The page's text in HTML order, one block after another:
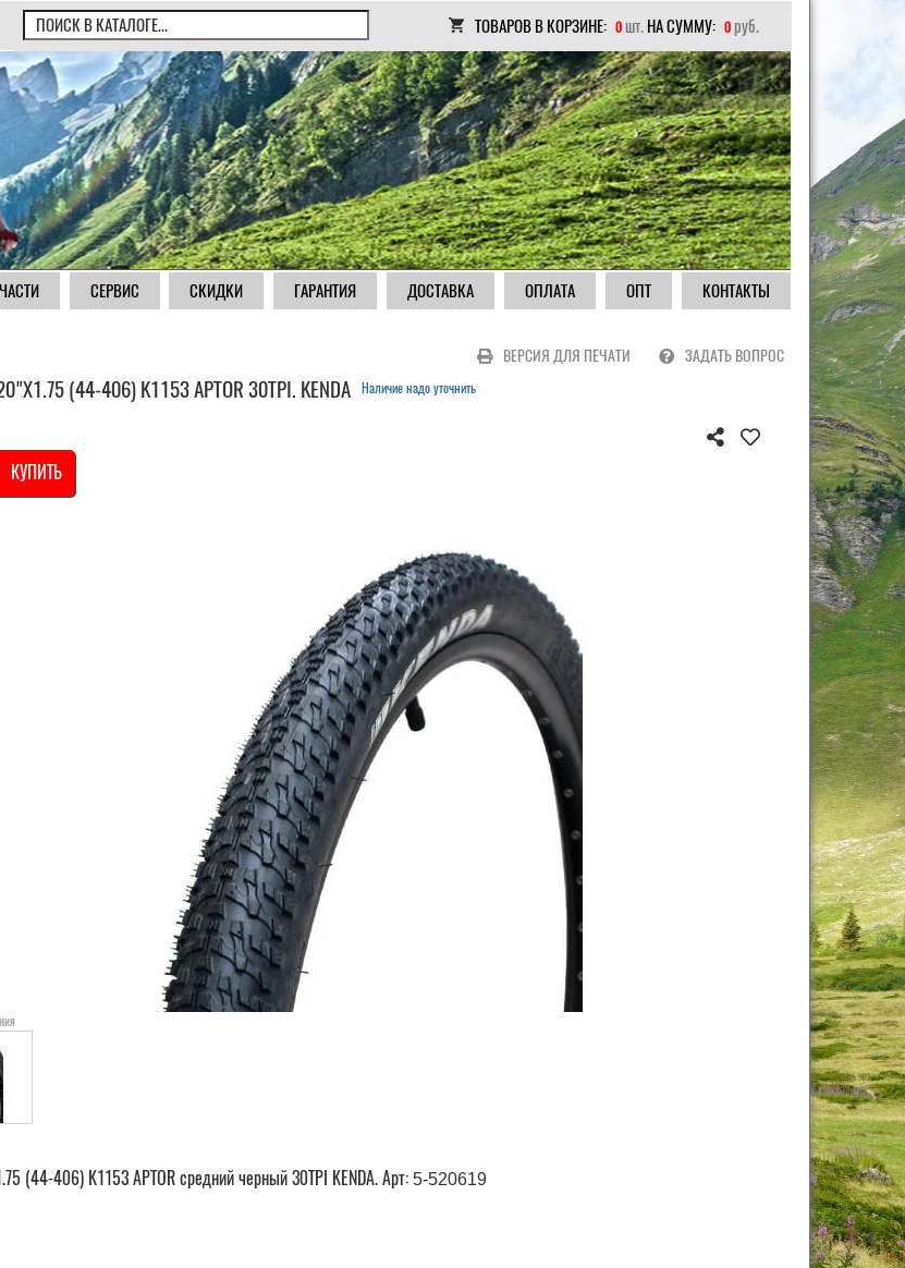
ТОВАРОВ В КОРЗИНЕ: 0 шт. НА СУММУ: 0 руб.
СЕРВИС СКИДКИ ГАРАНТИЯ ДОСТАВКА ОПЛАТА ОПТ КОНТАКТЫ
ВЕРСИЯ ДЛЯ ПЕЧАТИ ЗАДАТЬ ВОПРОС
(44-406) K1153 APTOR 30TPI. KENDA Наличие надо уточнить
КУПИТЬ
(44-406) K1153 APTOR средний черный 30TPI KENDA. Арт: 5-520619